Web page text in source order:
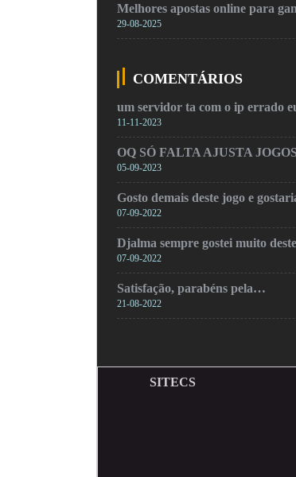
Melhores apostas online para
29-08-2025
COMENTÁRIOS
um servidor ta com o ip errado
11-11-2023
OQ SÓ FALTA AJUSTA
05-09-2023
Gosto demais deste jogo e
07-09-2022
Djalma sempre gostei muito
07-09-2022
Satisfação, parabéns pela…
21-08-2022
SITECS